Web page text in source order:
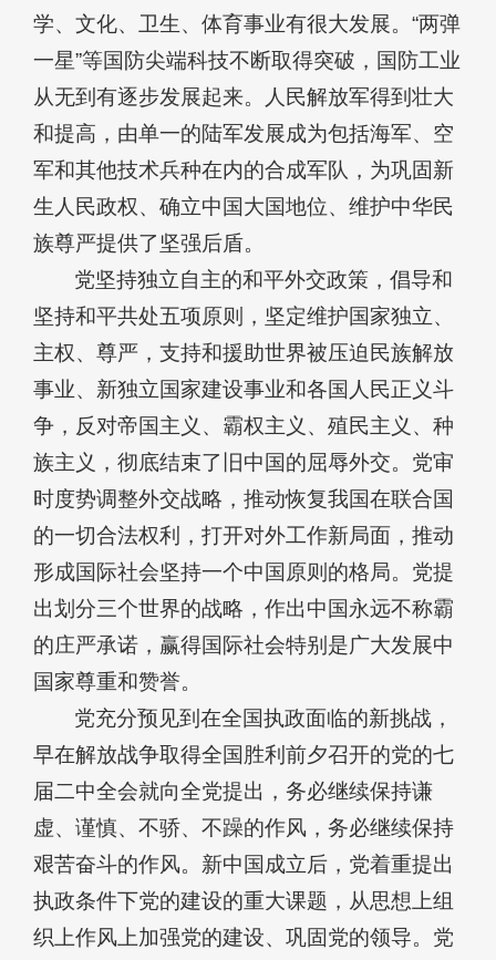
学、文化、卫生、体育事业有很大发展。“两弹
一星”等国防尖端科技不断取得突破，国防工业
从无到有逐步发展起来。人民解放军得到壮大
和提高，由单一的陆军发展成为包括海军、空
军和其他技术兵种在内的合成军队，为巩固新
生人民政权、确立中国大国地位、维护中华民
族尊严提供了坚强后盾。
党坚持独立自主的和平外交政策，倡导和
坚持和平共处五项原则，坚定维护国家独立、
主权、尊严，支持和援助世界被压迫民族解放
事业、新独立国家建设事业和各国人民正义斗
争，反对帝国主义、霸权主义、殖民主义、种
族主义，彻底结束了旧中国的屈辱外交。党审
时度势调整外交战略，推动恢复我国在联合国
的一切合法权利，打开对外工作新局面，推动
形成国际社会坚持一个中国原则的格局。党提
出划分三个世界的战略，作出中国永远不称霸
的庄严承诺，赢得国际社会特别是广大发展中
国家尊重和赞誉。
党充分预见到在全国执政面临的新挑战，
早在解放战争取得全国胜利前夕召开的党的七
届二中全会就向全党提出，务必继续保持谦
虚、谨慎、不骄、不躁的作风，务必继续保持
艰苦奋斗的作风。新中国成立后，党着重提出
执政条件下党的建设的重大课题，从思想上组
织上作风上加强党的建设、巩固党的领导。党